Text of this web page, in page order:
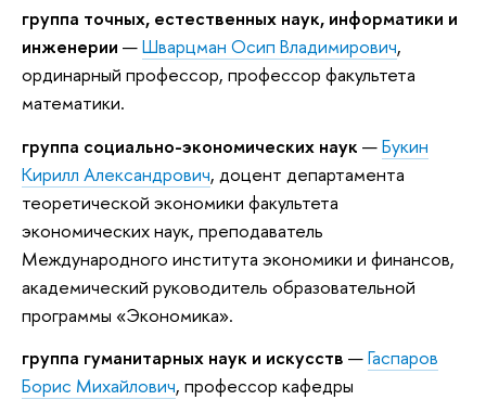
группа точных, естественных наук, информатики и
инженерии —Шварцман Осип Владимирович,
ординарный профессор, профессор факультета
математики.
группа социально-экономических наук —Букин
Кирилл Александрович, доцент департамента
теоретической экономики факультета
экономических наук, преподаватель
Международного института экономики и финансов,
академический руководитель образовательной
программы «Экономика».
группа гуманитарных наук и искусств —Гаспаров
Борис Михайлович, профессор кафедры